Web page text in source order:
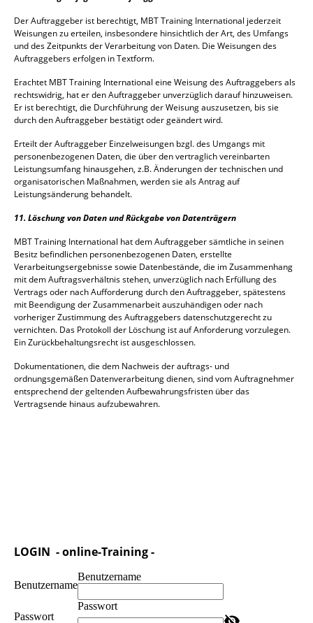
Der Auftraggeber ist berechtigt, MBT Training International jederzeit
Weisungen zu erteilen, insbesondere hinsichtlich der Art, des Umfangs
und des Zeitpunkts der Verarbeitung von Daten. Die Weisungen des
Auftraggebers erfolgen in Textform.
Erachtet MBT Training International eine Weisung des Auftraggebers als
rechtswidrig, hat er den Auftraggeber unverzüglich darauf hinzuweisen.
Er ist berechtigt, die Durchführung der Weisung auszusetzen, bis sie
durch den Auftraggeber bestätigt oder geändert wird.
Erteilt der Auftraggeber Einzelweisungen bzgl. des Umgangs mit
personenbezogenen Daten, die über den vertraglich vereinbarten
Leistungsumfang hinausgehen, z.B. Änderungen der technischen und
organisatorischen Maßnahmen, werden sie als Antrag auf
Leistungsänderung behandelt.
11. Löschung von Daten und Rückgabe von Datenträgern
MBT Training International hat dem Auftraggeber sämtliche in seinen
Besitz befindlichen personenbezogenen Daten, erstellte
Verarbeitungsergebnisse sowie Datenbestände, die im Zusammenhang
mit dem Auftragsverhältnis stehen, unverzüglich nach Erfüllung des
Vertrags oder nach Aufforderung durch den Auftraggeber, spätestens
mit Beendigung der Zusammenarbeit auszuhändigen oder nach
vorheriger Zustimmung des Auftraggebers datenschutzgerecht zu
vernichten. Das Protokoll der Löschung ist auf Anforderung vorzulegen.
Ein Zurückbehaltungsrecht ist ausgeschlossen.
Dokumentationen, die dem Nachweis der auftrags- und
ordnungsgemäßen Datenverarbeitung dienen, sind vom Auftragnehmer
entsprechend der geltenden Aufbewahrungsfristen über das
Vertragsende hinaus aufzubewahren.
LOGIN - online-Training -
Benutzername
Benutzername
Passwort
Passwort